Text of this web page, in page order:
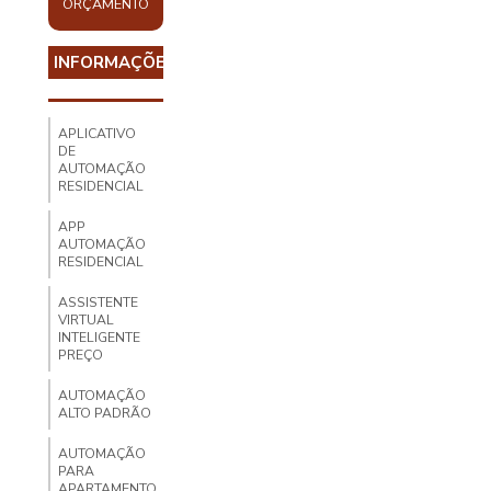
ORÇAMENTO
INFORMAÇÕES
APLICATIVO
DE
AUTOMAÇÃO
RESIDENCIAL
APP
AUTOMAÇÃO
RESIDENCIAL
ASSISTENTE
VIRTUAL
INTELIGENTE
PREÇO
AUTOMAÇÃO
ALTO PADRÃO
AUTOMAÇÃO
PARA